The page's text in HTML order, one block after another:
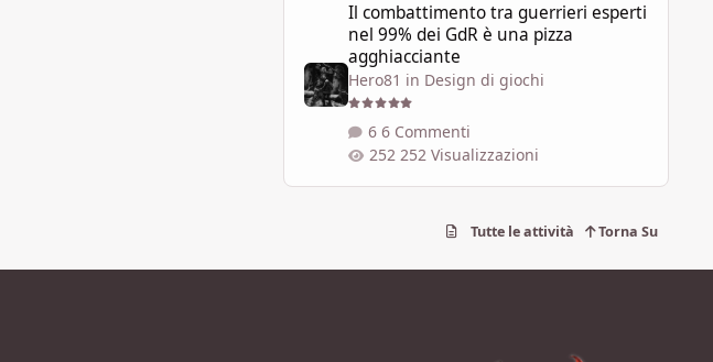
Il combattimento tra guerrieri esperti
nel 99% dei GdR è una pizza
agghiacciante
Hero81 in Design di giochi
6 Commenti
252 Visualizzazioni
Tutte le attività Torna Su